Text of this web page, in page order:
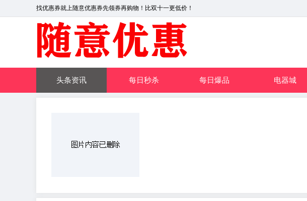
找优惠券就上随意优惠券先领券再购物！比双十一更低价！
头条资讯 每日秒杀 每日爆品 电器城